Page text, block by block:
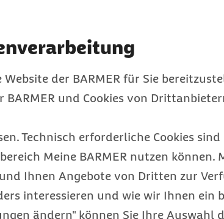
Website der BARMER für Sie
und Cookies von
Technisch erforderliche Cookies
Meine BARMER nutzen können.
Ihnen Angebote von Dritten zur
interessieren und wie wir Ihnen ein
ändern" können Sie Ihre
und Allergiegeplagte
für kalte Tage